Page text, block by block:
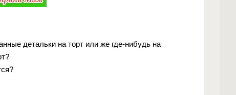
детальки на торт или же где-нибудь на